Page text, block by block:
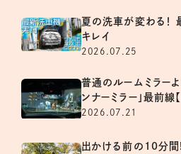
夏の洗車が変わる！
キレイ
2026.07.25
普通のルームミラー
ンナーミラー」最前線
2026.07.21
出かける前の10分